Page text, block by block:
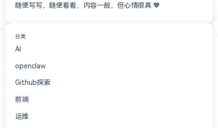
随便写写，随便看看，内容一般，但心情很真 💖
分类
AI
openclaw
Github探索
前端
运维